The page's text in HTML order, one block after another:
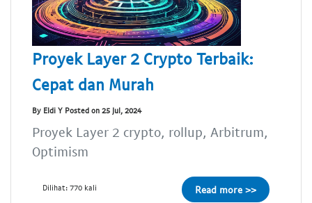
Proyek Layer 2 Crypto Terbaik:
Cepat dan Murah
By Eldi Y Posted on 25 Jul, 2024
Proyek Layer 2 crypto, rollup, Arbitrum,
Optimism
Dilihat: 770 kali Read more >>